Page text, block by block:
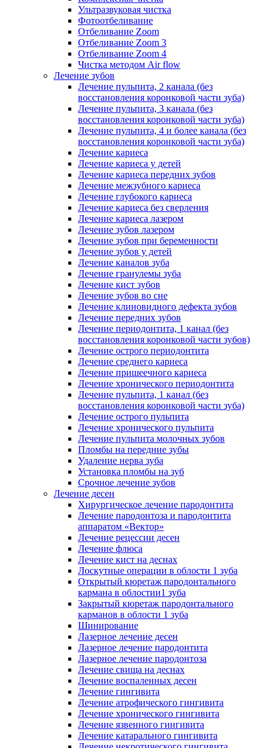
Ультразвуковая чистка
Фотоотбеливание
Отбеливание Zoom
Отбеливание Zoom 3
Отбеливание Zoom 4
Чистка методом Air flow
Лечение зубов
Лечение пульпита, 2 канала (без
восстановления коронковой части зуба)
Лечение пульпита, 3 канала (без
восстановления коронковой части зуба)
Лечение пульпита, 4 и более канала (без
восстановления коронковой части зуба)
Лечение кариеса
Лечение кариеса у детей
Лечение кариеса передних зубов
Лечение межзубного кариеса
Лечение глубокого кариеса
Лечение кариеса без сверления
Лечение кариеса лазером
Лечение зубов лазером
Лечение зубов при беременности
Лечение зубов у детей
Лечение каналов зуба
Лечение гранулемы зуба
Лечение кист зубов
Лечение зубов во сне
Лечение клиновидного дефекта зубов
Лечение передних зубов
Лечение периодонтита, 1 канал (без
восстановления коронковой части зубов)
Лечение острого периодонтита
Лечение среднего кариеса
Лечение пришеечного кариеса
Лечение хронического периодонтита
Лечение пульпита, 1 канал (без
восстановления коронковой части зуба)
Лечение острого пульпита
Лечение хронического пульпита
Лечение пульпита молочных зубов
Пломбы на передние зубы
Удаление нерва зуба
Установка пломбы на зуб
Срочное лечение зубов
Лечение десен
Хирургическое лечение пародонтита
Лечение пародонтоза и пародонтита
аппаратом «Вектор»
Лечение рецессии десен
Лечение флюса
Лечение кист на деснах
Лоскутные операции в облости 1 зуба
Открытый кюретаж пародонтального
кармана в облостии1 зуба
Закрытый кюретаж пародонтального
карманов в облости 1 зуба
Шинирование
Лазерное лечение десен
Лазерное лечение пародонтита
Лазерное лечение пародонтоза
Лечение свища на деснах
Лечение воспаленных десен
Лечение гингивита
Лечение атрофического гингивита
Лечение хронического гингивита
Лечение язвенного гингивита
Лечение катарального гингивита